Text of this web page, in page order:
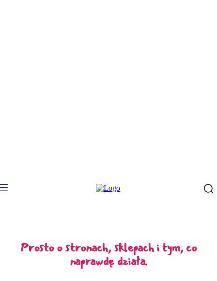
Prosto o stronach, sklepach i tym, co
naprawdę działa.